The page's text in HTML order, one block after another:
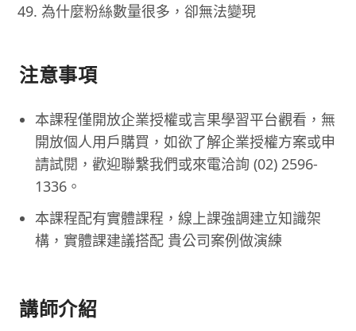
為什麼粉絲數量很多，卻無法變現
注意事項
本課程僅開放企業授權或言果學習平台觀看，無
開放個人用戶購買，如欲了解企業授權方案或申
請試閱，歡迎聯繫我們或來電洽詢 (02) 2596-
1336。
本課程配有實體課程，線上課強調建立知識架
構，實體課建議搭配 貴公司案例做演練
講師介紹